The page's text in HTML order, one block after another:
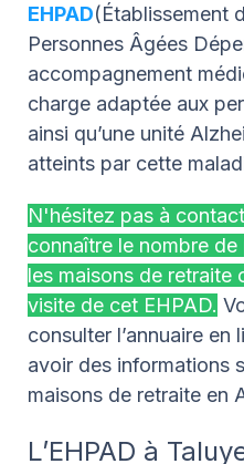
EHPAD(Établissement
Personnes Âgées
accompagnement
charge adaptée aux
ainsi qu’une unité
atteints par cette
N'hésitez pas à
connaître le nombre
les maisons de retraite
visite de cet EHPAD.
consulter l’annuaire
avoir des informations
maisons de retraite en
L’EHPAD à